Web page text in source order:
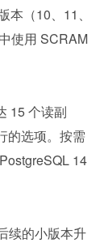
（10、11、
使用 SCRAM
15 个读副
的选项。按需
14
续的小版本升